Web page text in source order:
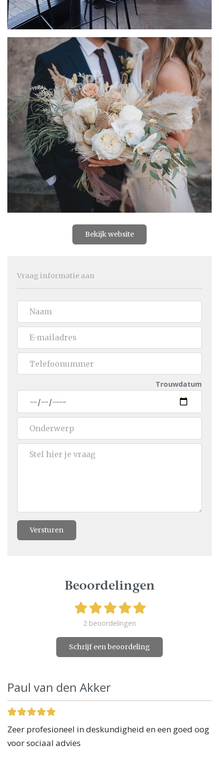
Bekijk website
Vraag informatie aan
Trouwdatum
Versturen
Beoordelingen
2 beoordelingen
Schrijf een beoordeling
Paul van den Akker
Zeer profesioneel in deskundigheid en een goed oog
voor sociaal advies